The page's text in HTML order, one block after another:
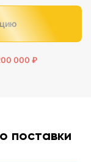
000 ₽
поставки